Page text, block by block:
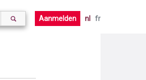
Aanmelden nl fr